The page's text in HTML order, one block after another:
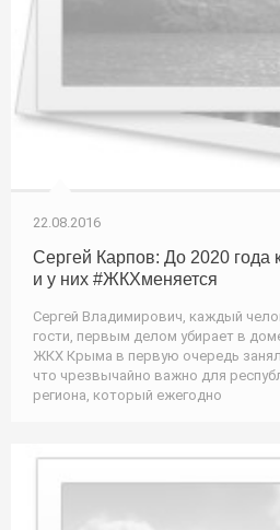
22.08.2016
Сергей Карпов: До 2020 года
и у них #ЖКХменяется
Сергей Владимирович, каждый
гости, первым делом убирает в
ЖКХ Крыма в первую очередь
что чрезвычайно важно для
региона, который ежегодно